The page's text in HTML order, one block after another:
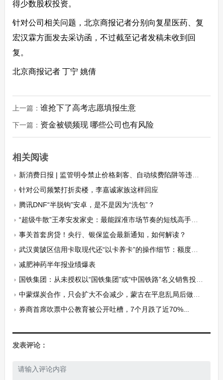
得少数股权投资。
针对公司相关问题，北京商报记者分别向复星医药、复
宏汉霖方面发去采访函，不过截至记者发稿未收到回
复。
北京商报记者 丁宁 姚倩
上一篇： 谁抢下了高考志愿填报生意
下一篇： 资金被锁频现 哪些公司也有风险
相关阅读
新消费日报 | 监管明令禁止价格刺客、自动续费陷阱等违法行为；阿迪达斯回应网传高管贪腐传闻……
针对公司频繁打折卖楼，李嘉诚家族这样回应
腾讯DNF“半脱钩”安卓，是不是因为“洗包”？
“超级牛散”王孝安发家史：最能踩准市场节奏的短线高手，从乡村教师华丽转身400亿身家投资大鳄
事关首套房贷！央行、银保监会最新通知，如何解读？
武汉黄陂区信用卡取现代还“以卡养卡”的操作细节：额度从4000涨到17万只用3个月【6月最新攻略】
减肥神药半年报业绩爆表
国铁集团：从未授权以“国铁集团”或“中国铁路”名义销售投资理财产品
中蒙煤炭合作，只会扩大不会减少，蒙古在平息乱局后做出了决定
券商首席吹票中公教育被公开吐槽，7个月跌了近70%...
发表评论：